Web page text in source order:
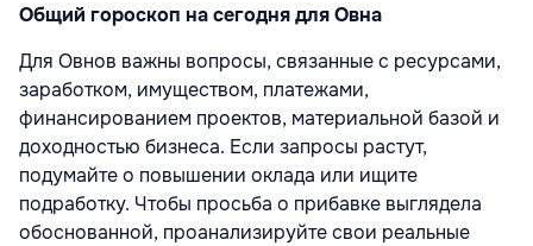
Общий гороскоп на сегодня для Овна
Для Овнов важны вопросы, связанные с ресурсами,
заработком, имуществом, платежами,
финансированием проектов, материальной базой и
доходностью бизнеса. Если запросы растут,
подумайте о повышении оклада или ищите
подработку. Чтобы просьба о прибавке выглядела
обоснованной, проанализируйте свои реальные